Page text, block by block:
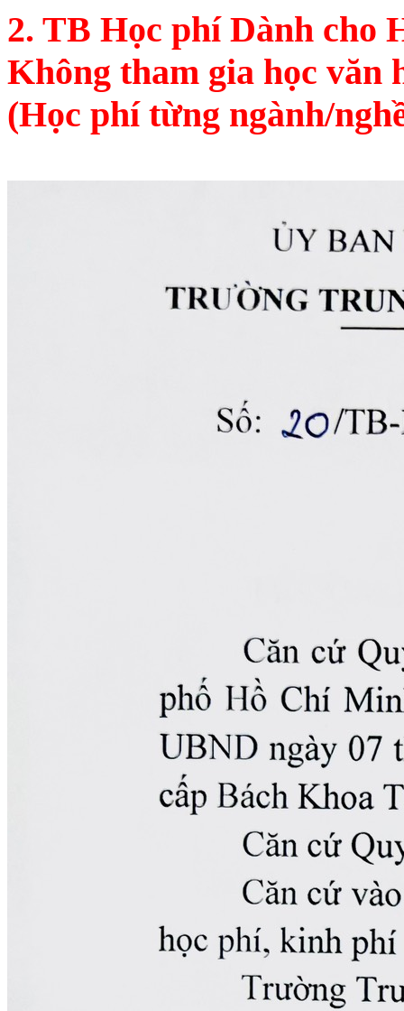
2. TB Học phí Dành cho
Không tham gia học văn
(Học phí từng ngành/